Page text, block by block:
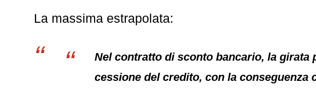
La massima estrapolata:
Nel contratto di sconto bancario, la
cessione del credito, con la conseguenza